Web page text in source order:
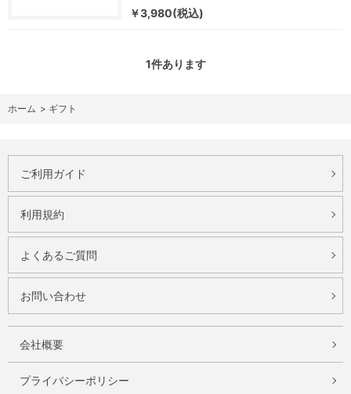
￥3,980(税込)
1件あります
ホーム > ギフト
ご利用ガイド
利用規約
よくあるご質問
お問い合わせ
会社概要
プライバシーポリシー